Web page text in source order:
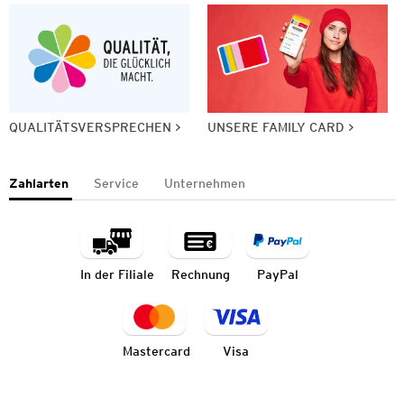
QUALITÄTSVERSPRECHEN UNSERE FAMILY CARD
Zahlarten Service Unternehmen
In der Filiale Rechnung PayPal
Mastercard Visa